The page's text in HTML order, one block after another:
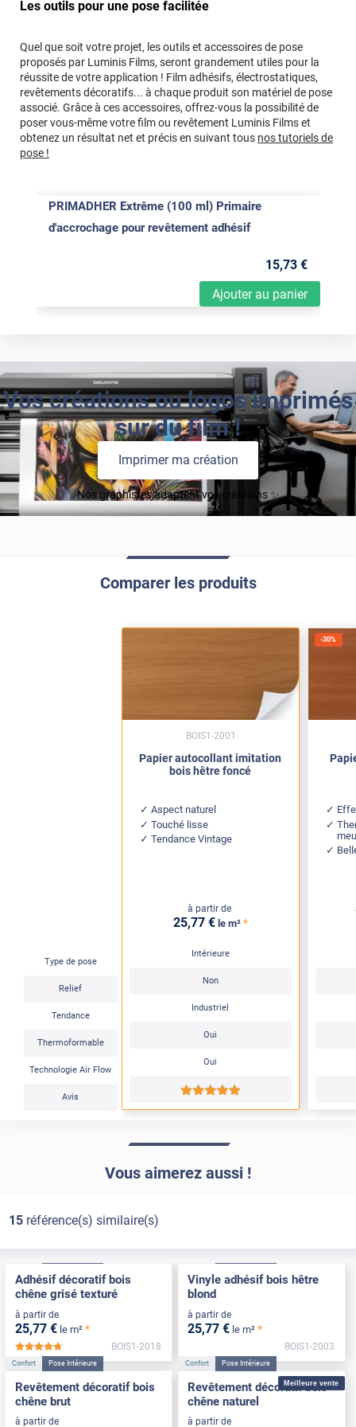
Les outils pour une pose facilitée
Quel que soit votre projet, les outils et accessoires de pose
proposés par Luminis Films, seront grandement utiles pour la
réussite de votre application ! Film adhésifs, électrostatiques,
revêtements décoratifs... à chaque produit son matériel de pose
associé. Grâce à ces accessoires, offrez-vous la possibilité de
poser vous-même votre film ou revêtement Luminis Films et
obtenez un résultat net et précis en suivant tous nos tutoriels de
pose !
PRIMADHER Extrême (100 ml) Primaire
d'accrochage pour revêtement adhésif
Ajouter au panier
15,73 €
Vos créations ou logos imprimés
sur du film !
Imprimer ma création
Nos graphistes adaptent vos créations ✨
Comparer les produits
Type de pose
Relief
Tendance
Thermoformable
Technologie Air Flow
Avis
Papier autocollant imitation
bois hêtre foncé
Aspect naturel
Touché lisse
Tendance Vintage
à partir de
25,77 € le m² *
Intérieure
Non
Industriel
Oui
Oui
*****
BOIS1-2001
-30%
Vous aimerez aussi !
15référence(s) similaire(s)
Adhésif décoratif bois
chêne grisé texturé
à partir de
25,77 € le m² *
*****
BOIS1-2018
Vinyle adhésif bois hêtre
blond
à partir de
25,77 € le m² *
BOIS1-2003
Confort Pose Intérieure
Revêtement décoratif bois
chêne brut
à partir de
Meilleure vente
Confort Pose Intérieure
Revêtement décoratif bois
chêne naturel
à partir de